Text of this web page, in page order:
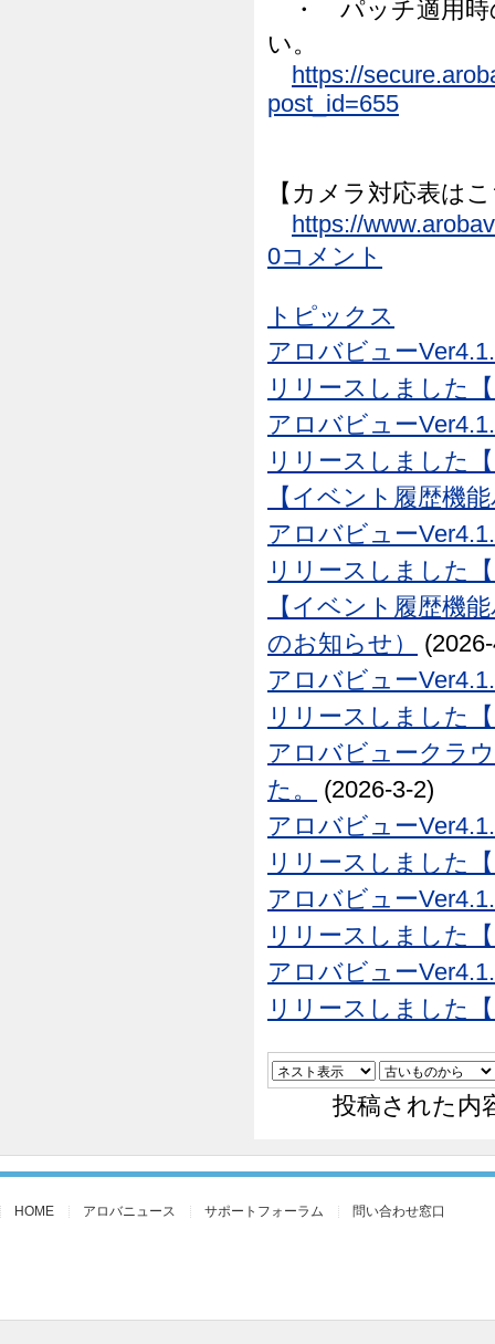
・ パッチ適用時
い。
https://
post_id=655
【カメラ対応表は
https://
0コメント
トピックス
アロバビュー
リリースしました
アロバビュー
リリースしました
【イベント履歴機
アロバビュー
リリースしました
【イベント履歴機
のお知らせ）
アロバビュー
リリースしました
アロバビュークラ
た。
(2026-3-2)
アロバビュー
リリースしました
アロバビュー
リリースしました
アロバビュー
リリースしました
投稿された内
HOME アロバニュース サポートフォーラム 問い合わせ窓口